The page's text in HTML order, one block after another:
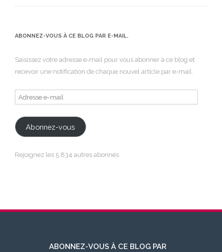
ABONNEZ-VOUS À CE BLOG PAR E-MAIL.
Saisissez votre adresse e-mail pour vous abonner à ce blog et
recevoir une notification de chaque nouvel article par e-mail.
Adresse
e-
mail
Abonnez-vous
Rejoignez les 5 834 autres abonnés
ABONNEZ-VOUS À CE BLOG PAR